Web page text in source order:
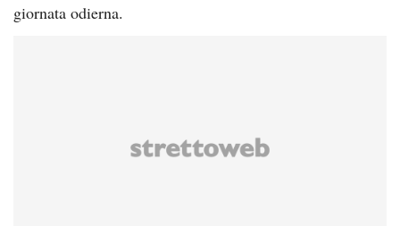
giornata odierna.